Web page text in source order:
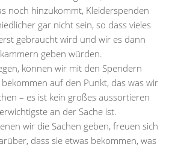
noch hinzukommt, Kleiderspenden
gar nicht sein, so dass vieles
gebraucht wird und wir es dann
geben würden.
können wir mit den Spendern
auf den Punkt, das was wir
– es ist kein großes aussortieren
an der Sache ist.
wir die Sachen geben, freuen sich
dass sie etwas bekommen, was